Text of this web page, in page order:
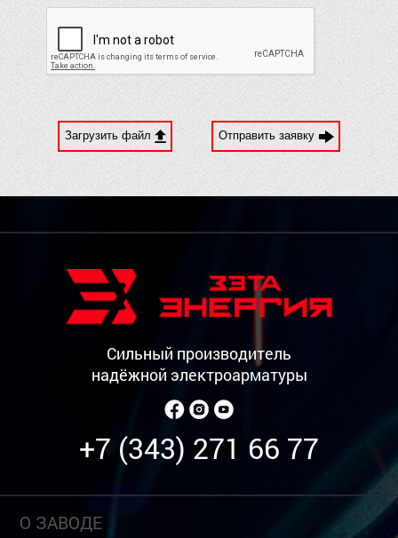
Загрузить файл Отправить заявку
Сильный производитель
надёжной электроарматуры
+7 (343) 271 66 77
О ЗАВОДЕ